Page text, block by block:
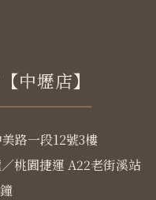
中壢店】
路一段12號3樓
桃園捷運 A22老街溪站